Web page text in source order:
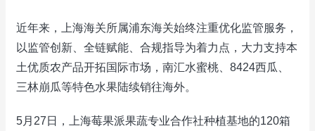
近年来，上海海关所属浦东海关始终注重优化监管服务，
以监管创新、全链赋能、合规指导为着力点，大力支持本
土优质农产品开拓国际市场，南汇水蜜桃、8424西瓜、
三林崩瓜等特色水果陆续销往海外。
5月27日，上海莓果派果蔬专业合作社种植基地的120箱